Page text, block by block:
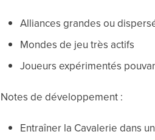
Alliances grandes ou
Mondes de jeu très actifs
Joueurs expérimentés
Notes de développement :
Entraîner la Cavalerie dans